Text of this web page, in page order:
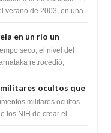
verano de 2003, en una
en un río un
de miles de Shiva
seco, el nivel del
retrocedió,
ocultos que
los NIH de crear el
la investigación de
militares ocultos
los NIH de crear el